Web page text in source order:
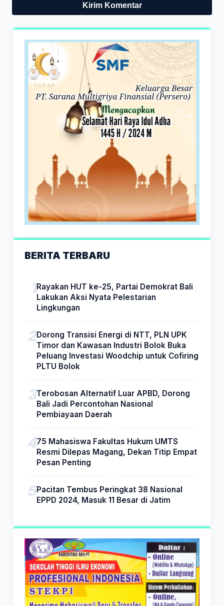
BERITA TERBARU
Rayakan HUT ke-25, Partai Demokrat Bali
Lakukan Aksi Nyata Pelestarian
Lingkungan
Dorong Transisi Energi di NTT, PLN UPK
Timor dan Kawasan Industri Bolok Buka
Peluang Investasi Woodchip untuk Cofiring
PLTU Bolok
Terobosan Alternatif Luar APBD, Dorong
Bali Jadi Percontohan Nasional
Pembiayaan Daerah
75 Mahasiswa Fakultas Hukum UMTS
Resmi Dilepas Magang, Dekan Titip Empat
Pesan Penting
Pacitan Tembus Peringkat 38 Nasional
EPPD 2024, Masuk 11 Besar di Jatim